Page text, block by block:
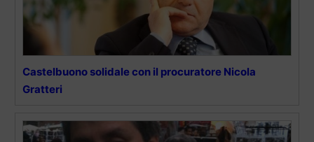
Castelbuono solidale con il procuratore Nicola
Gratteri